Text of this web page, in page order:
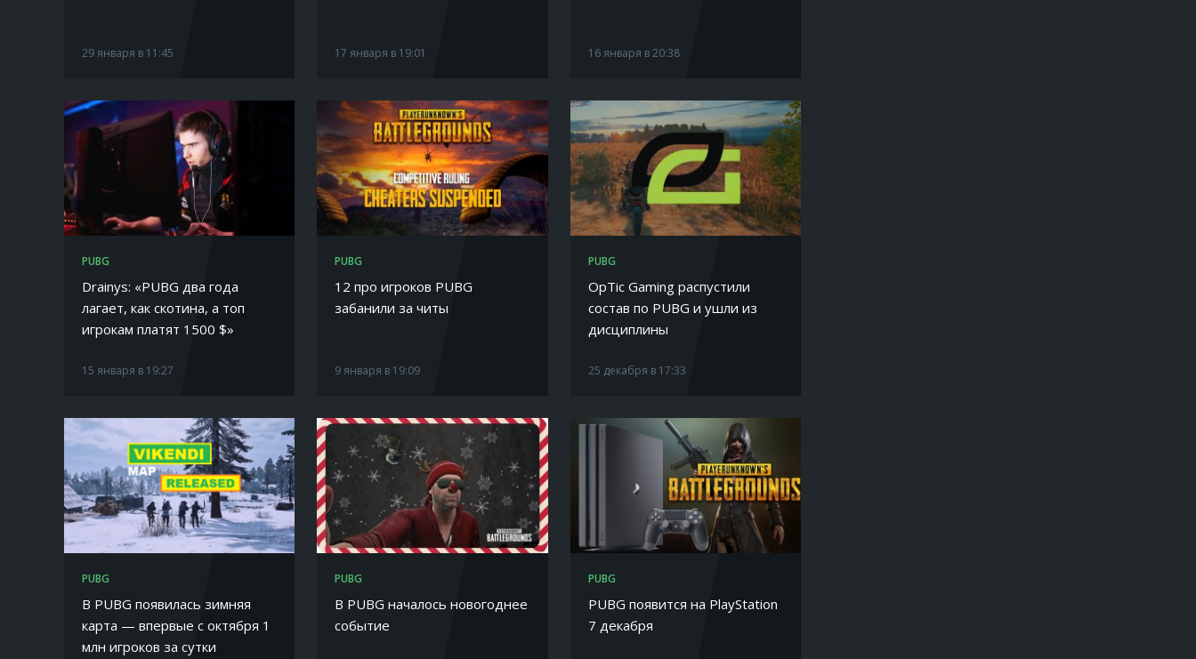
29 января в 11:45 17 января в 19:01 16 января в 20:38
PUBG
Drainys: «PUBG два года
лагает, как скотина, а топ
игрокам платят 1500 $»
15 января в 19:27
PUBG
12 про игроков PUBG
забанили за читы
9 января в 19:09
PUBG
OpTic Gaming распустили
состав по PUBG и ушли из
дисциплины
25 декабря в 17:33
PUBG
В PUBG появилась зимняя
карта — впервые с октября 1
млн игроков за сутки
PUBG
В PUBG началось новогоднее
событие
PUBG
PUBG появится на PlayStation
7 декабря